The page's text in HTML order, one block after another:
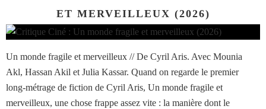
ET MERVEILLEUX (2026)
Un monde fragile et merveilleux // De Cyril Aris. Avec Mounia
Akl, Hassan Akil et Julia Kassar. Quand on regarde le premier
long-métrage de fiction de Cyril Aris, Un monde fragile et
merveilleux, une chose frappe assez vite : la manière dont le